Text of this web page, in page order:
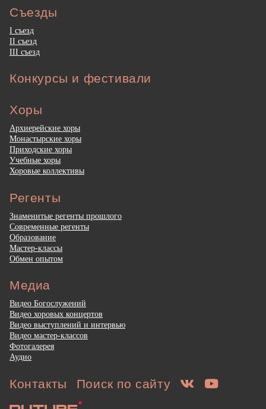
Съезды
I съезд
II съезд
III съезд
Конкурсы и фестивали
Хоры
Архиерейские хоры
Монастырские хоры
Приходские хоры
Учебные хоры
Хоровые коллективы
Регенты
Знаменитые регенты прошлого
Современные регенты
Образование
Мастер-классы
Обмен опытом
Медиа
Видео Богослужений
Видео хоровых концертов
Видео выступлений и интервью
Видео мастер-классов
Фотогалерея
Аудио
Контакты Поиск по сайту